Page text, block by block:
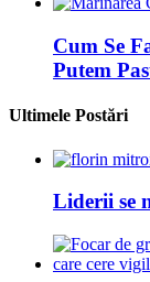
Cum Se
Putem
Ultimele Postări
Liderii se